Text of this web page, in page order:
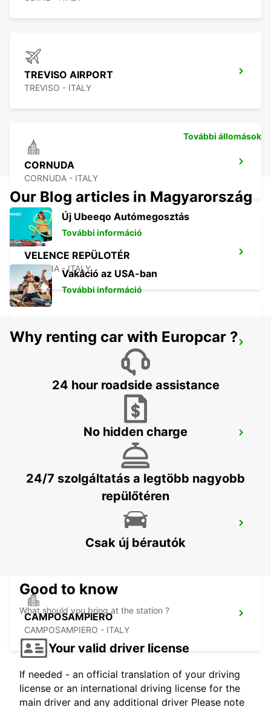
TREVISO AIRPORT
TREVISO - ITALY
CORNUDA
CORNUDA - ITALY
VELENCE REPÜLOTÉR
VENEZIA - ITALY
MESTRE
VELENCE VÁROS
RONCHI DEI LEGIONARI - ITALY
CAMPOSAMPIERO
CAMPOSAMPIERO - ITALY
További állomások
Our Blog articles in Magyarország
Új Ubeeqo Autómegosztás
További információ
Vakáció az USA-ban
További információ
Why renting car with Europcar ?
24 hour roadside assistance
No hidden charge
24/7 szolgáltatás a legtöbb nagyobb
repülőtéren
Csak új bérautók
Good to know
What should you bring at the station ?
Your valid driver license
If needed - an official translation of your driving
license or an international driving license for the
main driver and any additional driver Please note